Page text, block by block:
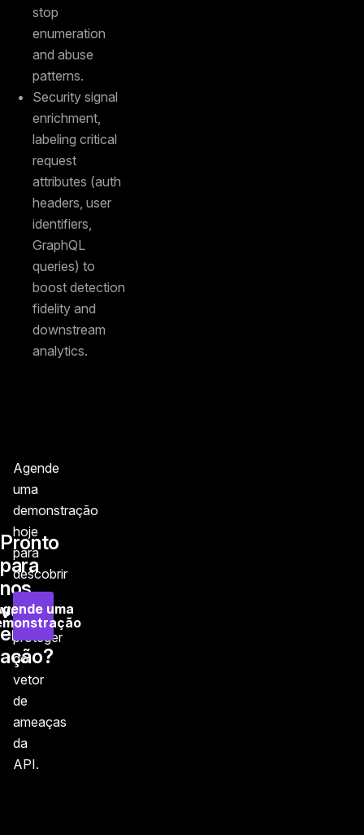
stop
enumeration
and abuse
patterns.
Security signal
enrichment,
labeling critical
request
attributes (auth
headers, user
identifiers,
GraphQL
queries) to
boost detection
fidelity and
downstream
analytics.
Pronto
para
nos
ver
em
ação?
Agende
uma
demonstração
hoje
para
descobrir
como
se
proteger
do
vetor
de
ameaças
da
API.
uma